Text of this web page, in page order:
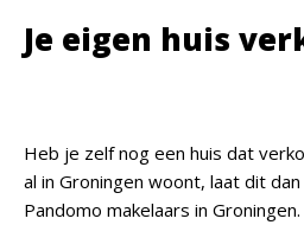
Je eigen huis
Heb je zelf nog een huis dat
al in Groningen woont, laat dit
Pandomo makelaars in